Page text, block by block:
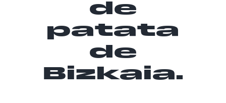
de
patata
de
Bizkaia.